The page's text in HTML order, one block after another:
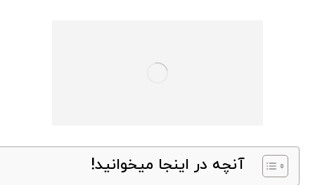
آنچه در اینجا میخوانید!